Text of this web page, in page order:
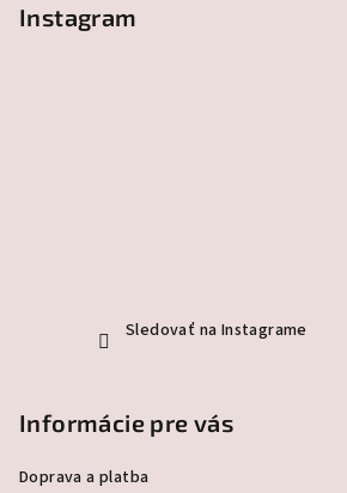
Instagram
Sledovať na Instagrame
Informácie pre vás
Doprava a platba